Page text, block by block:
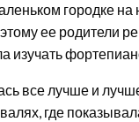
городке на
ее родители
изучать
все лучше и
где